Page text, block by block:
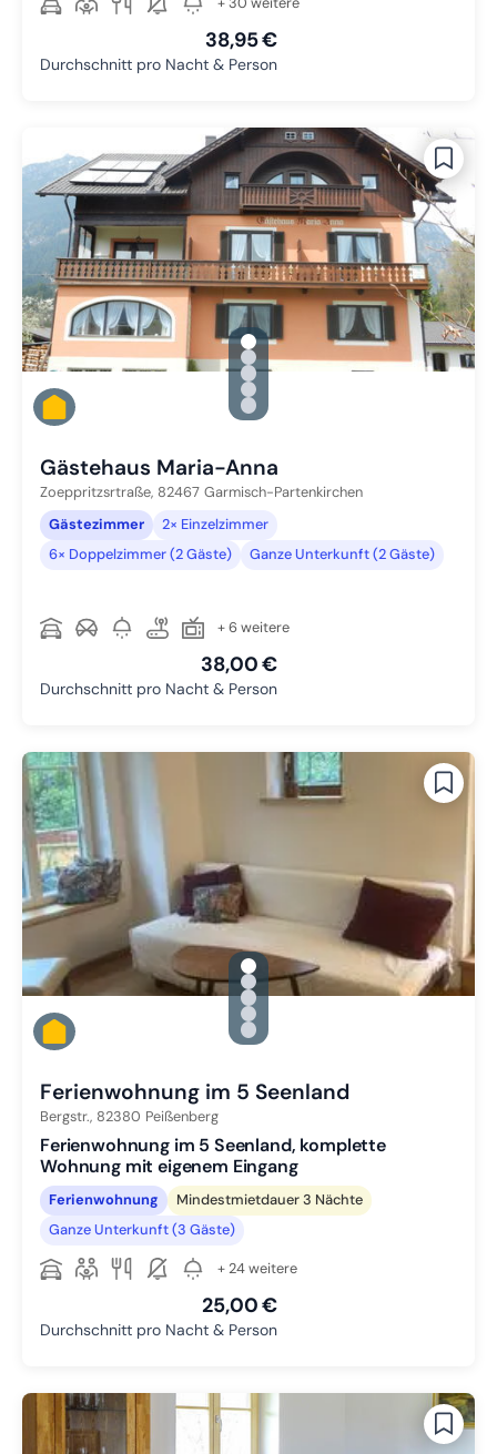
38,95 €
Durchschnitt pro Nacht & Person
gallery.slide_selector
Zu Slide 1 wechseln
Zu Slide 2 wechseln
Zu Slide 3 wechseln
Zu Slide 4 wechseln
Zu Slide 5 wechseln
Gästehaus Maria-Anna
Zoeppritzsrtraße, 82467 Garmisch-Partenkirchen
Gästezimmer
2× Einzelzimmer
6× Doppelzimmer (2 Gäste)
Ganze Unterkunft (2 Gäste)
+ 6 weitere
38,00 €
Durchschnitt pro Nacht & Person
gallery.slide_selector
Zu Slide 1 wechseln
Zu Slide 2 wechseln
Zu Slide 3 wechseln
Zu Slide 4 wechseln
Zu Slide 5 wechseln
Ferienwohnung im 5 Seenland
Bergstr., 82380 Peißenberg
Ferienwohnung im 5 Seenland, komplette
Wohnung mit eigenem Eingang
Ferienwohnung
Mindestmietdauer 3 Nächte
Ganze Unterkunft (3 Gäste)
+ 24 weitere
25,00 €
Durchschnitt pro Nacht & Person